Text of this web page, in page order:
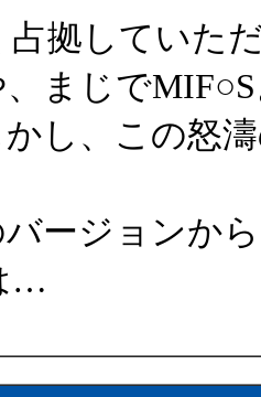
占拠していた
まじで
し、この怒
ージョンか
…